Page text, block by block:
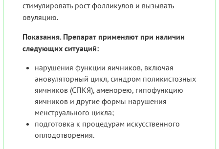
стимулировать рост фолликулов и вызывать
овуляцию.
Показания. Препарат применяют при наличии
следующих ситуаций:
нарушения функции яичников, включая
ановуляторный цикл, синдром поликистозных
яичников (СПКЯ), аменорею, гипофункцию
яичников и другие формы нарушения
менструального цикла;
подготовка к процедурам искусственного
оплодотворения.